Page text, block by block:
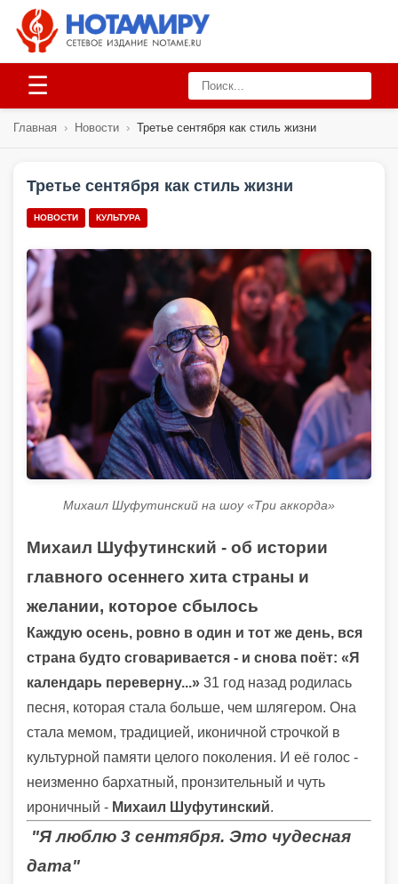
☰
Главная › Новости › Третье сентября как стиль жизни
Третье сентября как стиль жизни
НОВОСТИ КУЛЬТУРА
Михаил Шуфутинский на шоу «Три аккорда»
Михаил Шуфутинский - об истории
главного осеннего хита страны и
желании, которое сбылось
Каждую осень, ровно в один и тот же день, вся
страна будто сговаривается - и снова поёт: «Я
календарь переверну...» 31 год назад родилась
песня, которая стала больше, чем шлягером. Она
стала мемом, традицией, иконичной строчкой в
культурной памяти целого поколения. И её голос -
неизменно бархатный, пронзительный и чуть
ироничный - Михаил Шуфутинский.
"Я люблю 3 сентября. Это чудесная
дата"